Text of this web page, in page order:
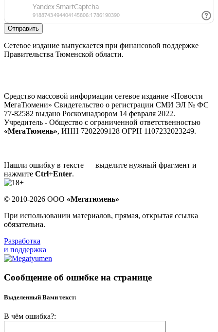
Отправить
Сетевое издание выпускается при финансовой поддержке
Правительства Тюменской области.
Средство массовой информации сетевое издание «Новости
МегаТюмени» Свидетельство о регистрации СМИ ЭЛ № ФС
77-82582 выдано Роскомнадзором 14 февраля 2022.
Учредитель - Общество с ограниченной ответственностью
«МегаТюмень», ИНН 7202209128 ОГРН 1107232023249.
Нашли ошибку в тексте — выделите нужный фрагмент и
нажмите Ctrl+Enter.
© 2010-2026 ООО «Мегатюмень»
При использовании материалов, прямая, открытая ссылка
обязательна.
Разработка
и поддержка
Сообщение об ошибке на странице
Выделенный Вами текст:
В чём ошибка?: